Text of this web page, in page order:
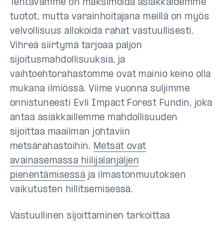
Tehtävämme on maksimoida asiakkaidemme
tuotot, mutta varainhoitajana meillä on myös
velvollisuus allokoida rahat vastuullisesti.
Vihreä siirtymä tarjoaa paljon
sijoitusmahdollisuuksia, ja
vaihtoehtorahastomme ovat mainio keino olla
mukana ilmiössä. Viime vuonna suljimme
onnistuneesti Evli Impact Forest Fundin, joka
antaa asiakkaillemme mahdollisuuden
sijoittaa maailman johtaviin
metsärahastoihin. Metsät ovat
avainasemassa hiilijalanjäljen
pienentämisessä ja ilmastonmuutoksen
vaikutusten hillitsemisessä.
Vastuullinen sijoittaminen tarkoittaa